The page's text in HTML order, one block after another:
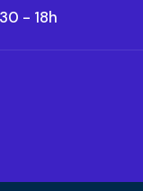
- 18h